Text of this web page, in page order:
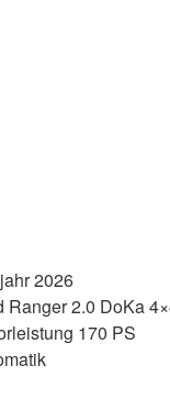
2026
Ranger 2.0 DoKa
170 PS